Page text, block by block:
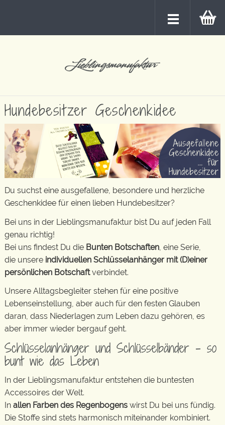
Hundebesitzer Geschenkidee
Du suchst eine ausgefallene, besondere und herzliche
Geschenkidee für einen lieben Hundebesitzer?
Bei uns in der Lieblingsmanufaktur bist Du auf jeden Fall
genau richtig!
Bei uns findest Du die Bunten Botschaften , eine Serie,
die unsere individuellen Schlüsselanhänger mit (D)einer
persönlichen Botschaftverbindet.
Unsere Alltagsbegleiter stehen für eine positive
Lebenseinstellung, aber auch für den festen Glauben
daran, dass Niederlagen zum Leben dazu gehören, es
aber immer wieder bergauf geht.
Schlüsselanhänger und Schlüsselbänder – so
bunt wie das Leben
In der Lieblingsmanufaktur entstehen die buntesten
Accessoires der Welt.
In allen Farben des Regenbogens wirst Du bei uns fündig.
Die Stoffe sind stets harmonisch miteinander kombiniert.